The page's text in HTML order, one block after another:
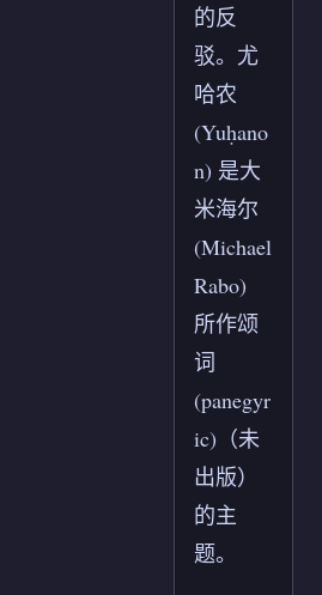
的反
驳。尤
哈农
(Yuḥano
n) 是大
米海尔
(Michael
Rabo)
所作颂
词
(panegyr
ic)（未
出版）
的主
题。